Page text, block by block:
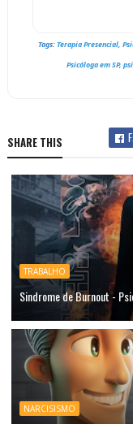
Tags:Terapia Presencial,
Psicóloga em SP,
SHARE THIS
TRABALHO
Sindrome de Burnout -
NARCISISMO